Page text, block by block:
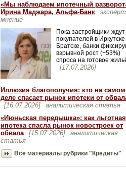
«Мы наблюдаем ипотечный
Ирина Маджара, Альфа-Банк
мнение
Пока застройщики ждут
покупателей в
Братске, банки
взрывной рост (+53%)
спроса на готовое
[17.07.2026]
Иллюзия благополучия: кто на самом
деле спасает рынок ипотеки от
[16.07.2026]
аналитическая статья
«Июньская передышка»: как льготная
ипотека спасла рынок новостроек от
обвала
[15.07.2026]
аналитическая
статья
Все материалы рубрики "Кредиты"